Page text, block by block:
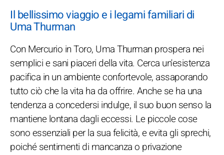
Il bellissimo viaggio e i legami familiari di
Uma Thurman
Con Mercurio in Toro, Uma Thurman prospera nei
semplici e sani piaceri della vita. Cerca un'esistenza
pacifica in un ambiente confortevole, assaporando
tutto ciò che la vita ha da offrire. Anche se ha una
tendenza a concedersi indulge, il suo buon senso la
mantiene lontana dagli eccessi. Le piccole cose
sono essenziali per la sua felicità, e evita gli sprechi,
poiché sentimenti di mancanza o privazione